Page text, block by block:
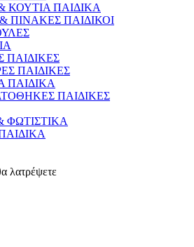
ΚΟΥΤΙΑ ΠΑΙΔΙΚΑ
ΠΙΝΑΚΕΣ ΠΑΙΔΙΚΟΙ
ΠΑΙΔΙΚΕΣ
ΠΑΙΔΙΚΕΣ
ΠΑΙΔΙΚΑ
ΠΑΙΔΙΚΕΣ
ΦΩΤΙΣΤΙΚΑ
λατρέψετε